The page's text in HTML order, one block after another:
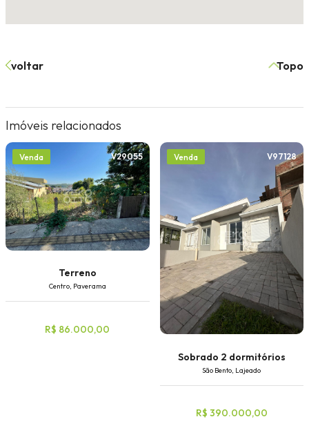
voltar Topo
Imóveis relacionados
Venda V29055
Terreno
Centro, Paverama
R$ 86.000,00
Venda V97128
Sobrado 2 dormitórios
São Bento, Lajeado
R$ 390.000,00